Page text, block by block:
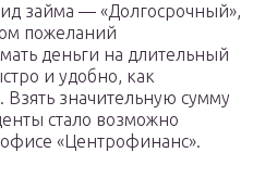
займа — «Долгосрочный»,
пожеланий
деньги на длительный
и удобно, как
значительную сумму
стало возможно
«Центрофинанс».